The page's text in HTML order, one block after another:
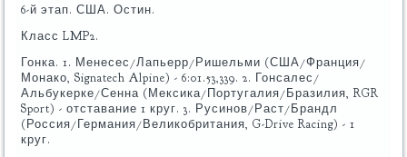
6-й этап. США. Остин.
Класс LMP2.
Гонка. 1. Менесес/Лапьерр/Ришельми (США/Франция/
Монако, Signatech Alpine) - 6:01.53,339. 2. Гонсалес/
Альбукерке/Сенна (Мексика/Португалия/Бразилия, RGR
Sport) - отставание 1 круг. 3. Русинов/Раст/Брандл
(Россия/Германия/Великобритания, G-Drive Racing) - 1
круг.